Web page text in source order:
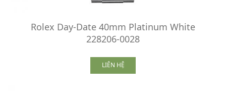
Rolex Day-Date 40mm Platinum White
228206-0028
LIÊN HỆ